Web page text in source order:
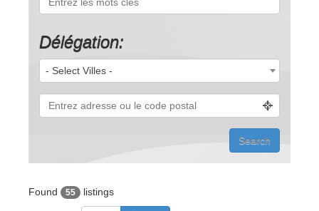
Délégation:
- Select Villes -
Found 55 listings